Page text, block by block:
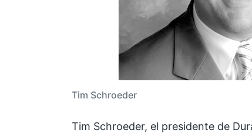
Tim Schroeder
Tim Schroeder, el presidente de